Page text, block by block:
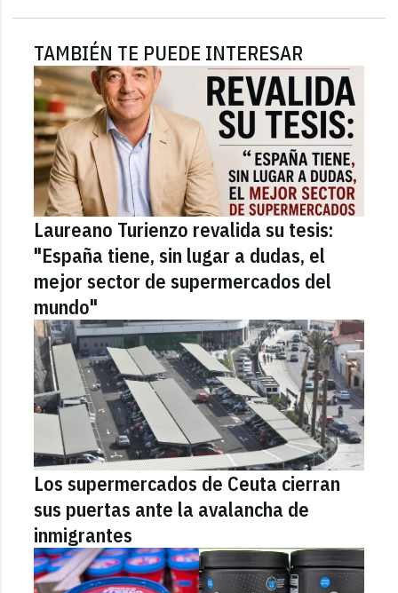
TAMBIÉN TE PUEDE INTERESAR
Laureano Turienzo revalida su tesis:
"España tiene, sin lugar a dudas, el
mejor sector de supermercados del
mundo"
Los supermercados de Ceuta cierran
sus puertas ante la avalancha de
inmigrantes